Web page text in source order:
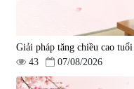
Giải pháp tăng chiều cao
43
07/08/2026